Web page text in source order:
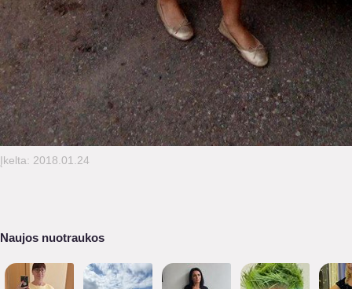
Įkelta: 2018.01.24
Naujos nuotraukos